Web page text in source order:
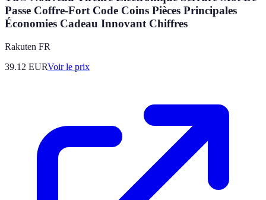
Passe Coffre-Fort Code Coins Pièces Principales
Économies Cadeau Innovant Chiffres
Rakuten FR
39.12 EURVoir le prix